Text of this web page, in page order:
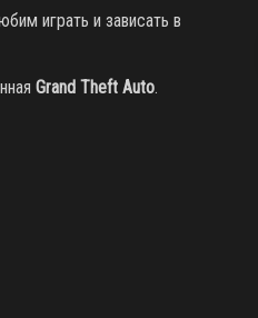
играть и зависать в
Grand Theft Auto.